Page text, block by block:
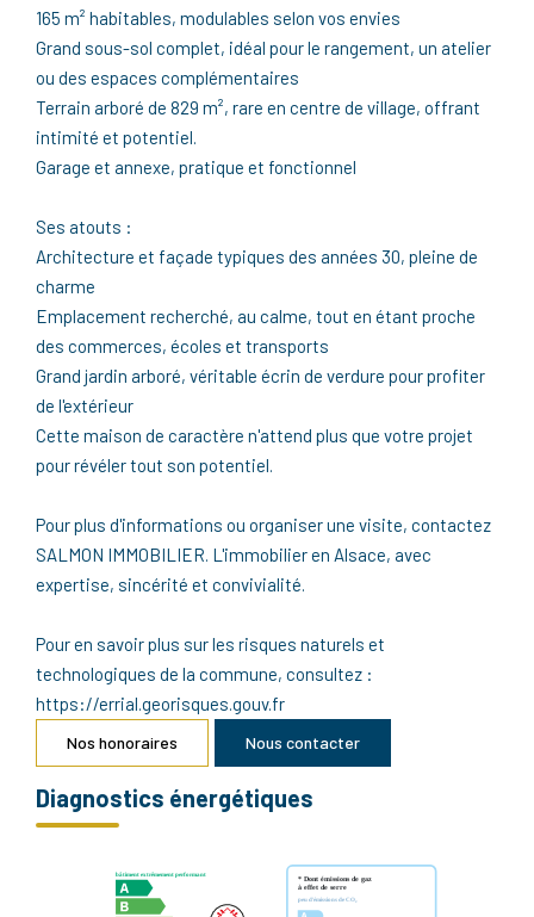
165 m² habitables, modulables selon vos envies
Grand sous-sol complet, idéal pour le rangement, un atelier
ou des espaces complémentaires
Terrain arboré de 829 m², rare en centre de village, offrant
intimité et potentiel.
Garage et annexe, pratique et fonctionnel
Ses atouts :
Architecture et façade typiques des années 30, pleine de
charme
Emplacement recherché, au calme, tout en étant proche
des commerces, écoles et transports
Grand jardin arboré, véritable écrin de verdure pour profiter
de l'extérieur
Cette maison de caractère n'attend plus que votre projet
pour révéler tout son potentiel.
Pour plus d'informations ou organiser une visite, contactez
SALMON IMMOBILIER. L'immobilier en Alsace, avec
expertise, sincérité et convivialité.
Pour en savoir plus sur les risques naturels et
technologiques de la commune, consultez :
https://errial.georisques.gouv.fr
Nos honoraires Nous contacter
Diagnostics énergétiques